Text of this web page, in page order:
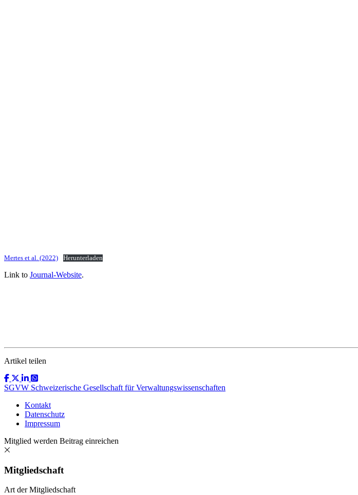
Mertes et al. (2022) Herunterladen
Link to Journal-Website.
Artikel teilen
SGVW Schweizerische Gesellschaft für Verwaltungswissenschaften
Kontakt
Datenschutz
Impressum
Mitglied werden Beitrag einreichen
Mitgliedschaft
Art der Mitgliedschaft